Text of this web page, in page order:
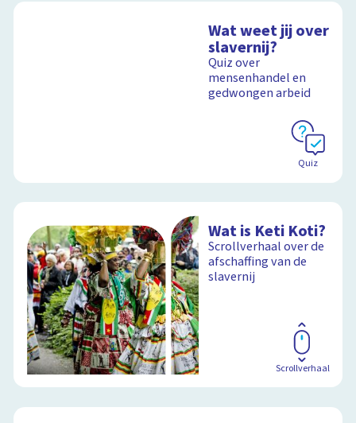
Wat weet jij over
slavernij?
Quiz over
mensenhandel en
gedwongen arbeid
Quiz
Wat is Keti Koti?
Scrollverhaal over de
afschaffing van de
slavernij
Scrollverhaal